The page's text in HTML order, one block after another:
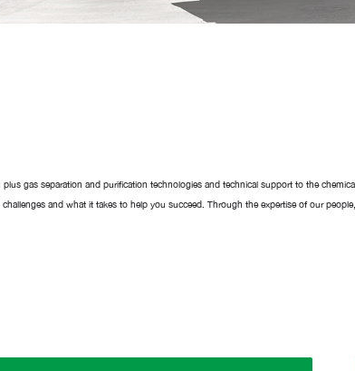
gas separation and purification technologies and technical support to the
and what it takes to help you succeed. Through the expertise of our